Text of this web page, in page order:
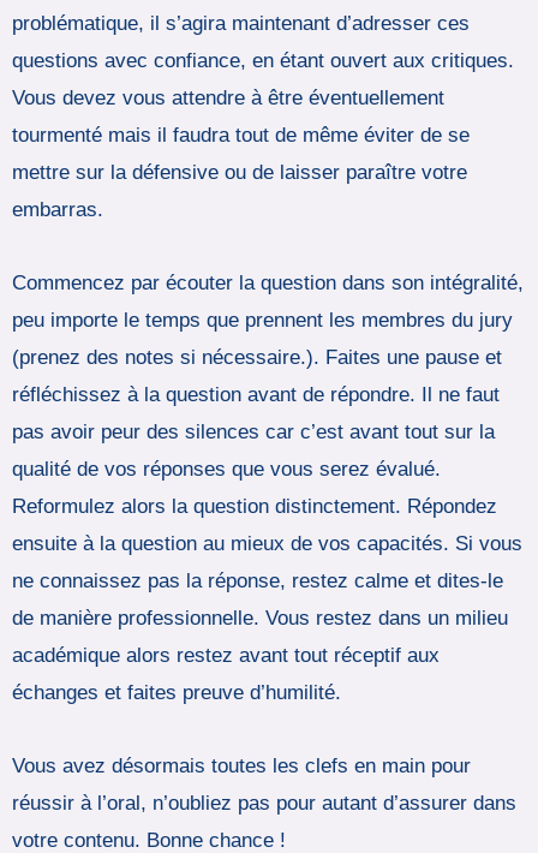
problématique, il s’agira maintenant d’adresser ces
questions avec confiance, en étant ouvert aux critiques.
Vous devez vous attendre à être éventuellement
tourmenté mais il faudra tout de même éviter de se
mettre sur la défensive ou de laisser paraître votre
embarras.
Commencez par écouter la question dans son intégralité,
peu importe le temps que prennent les membres du jury
(prenez des notes si nécessaire.). Faites une pause et
réfléchissez à la question avant de répondre. Il ne faut
pas avoir peur des silences car c’est avant tout sur la
qualité de vos réponses que vous serez évalué.
Reformulez alors la question distinctement. Répondez
ensuite à la question au mieux de vos capacités. Si vous
ne connaissez pas la réponse, restez calme et dites-le
de manière professionnelle. Vous restez dans un milieu
académique alors restez avant tout réceptif aux
échanges et faites preuve d’humilité.
Vous avez désormais toutes les clefs en main pour
réussir à l’oral, n’oubliez pas pour autant d’assurer dans
votre contenu. Bonne chance !